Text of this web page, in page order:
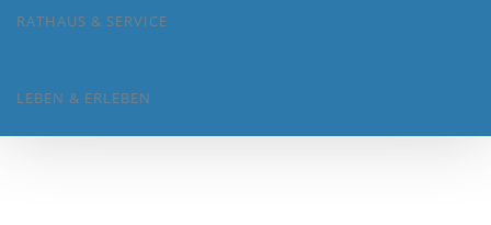
RATHAUS & SERVICE
LEBEN & ERLEBEN